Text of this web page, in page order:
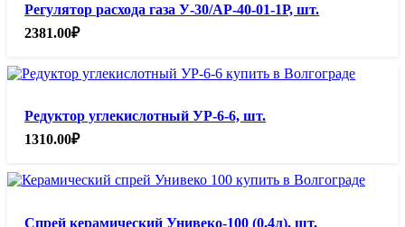
Регулятор расхода газа У-30/АР-40-01-1Р, шт.
2381.00₽
Редуктор углекислотный УР-6-6, шт.
1310.00₽
Спрей керамический Унивеко-100 (0,4л), шт.